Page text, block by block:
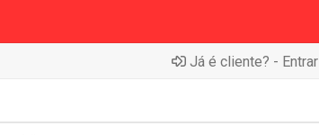
Já é cliente? - Entrar